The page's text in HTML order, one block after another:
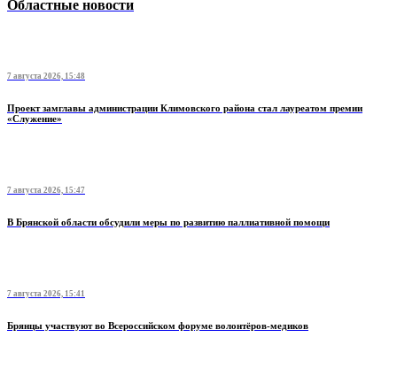
Областные новости
7 августа 2026, 15:48
Проект замглавы администрации Климовского района стал лауреатом премии
«Служение»
7 августа 2026, 15:47
В Брянской области обсудили меры по развитию паллиативной помощи
7 августа 2026, 15:41
Брянцы участвуют во Всероссийском форуме волонтёров-медиков